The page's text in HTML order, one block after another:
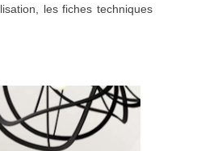
les fiches techniques